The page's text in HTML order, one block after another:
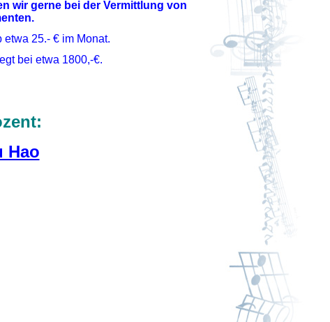
wir gerne bei der Vermittlung von
25.- € im Monat.
bei etwa 1800,-€.
Hao